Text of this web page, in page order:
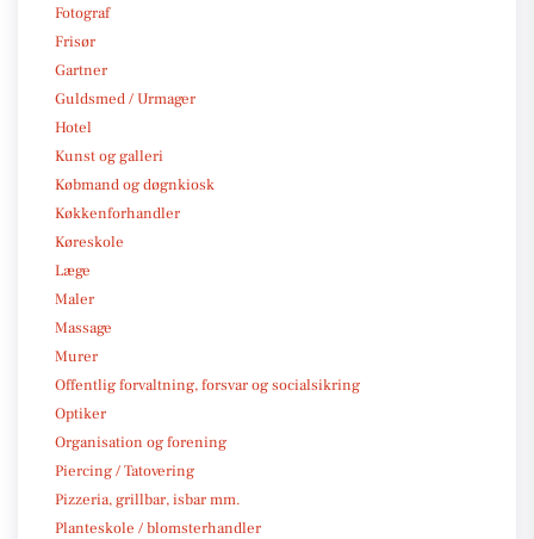
Fotograf
Frisør
Gartner
Guldsmed / Urmager
Hotel
Kunst og galleri
Købmand og døgnkiosk
Køkkenforhandler
Køreskole
Læge
Maler
Massage
Murer
Offentlig forvaltning, forsvar og socialsikring
Optiker
Organisation og forening
Piercing / Tatovering
Pizzeria, grillbar, isbar mm.
Planteskole / blomsterhandler